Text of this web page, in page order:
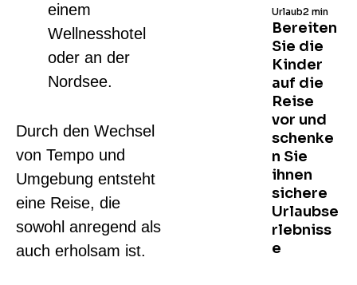
einem
Wellnesshotel
oder an der
Nordsee.
Durch den Wechsel
von Tempo und
Umgebung entsteht
eine Reise, die
sowohl anregend als
auch erholsam ist.
Bereiten
Sie die
Kinder
auf die
Reise
vor und
schenke
n Sie
ihnen
sichere
Urlaubse
rlebniss
e
Urlaub2 min